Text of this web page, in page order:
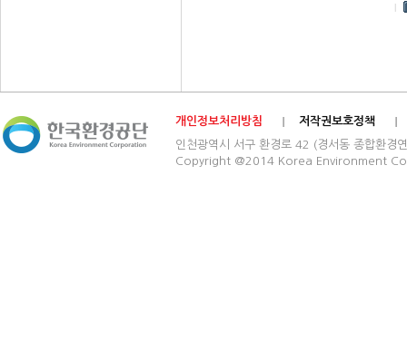
개인정보처리방침
저작권보호정책
인천광역시 서구 환경로 42 (경서동 종합
Copyright @2014 Korea Environment